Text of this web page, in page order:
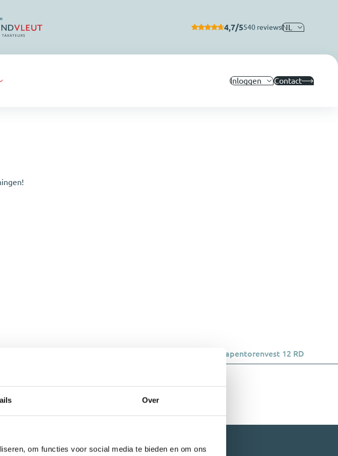
Over
om functies voor social media te bieden en om ons
4,7/5540 reviewsNL
Inloggen Contact
Papentorenvest 12 RD